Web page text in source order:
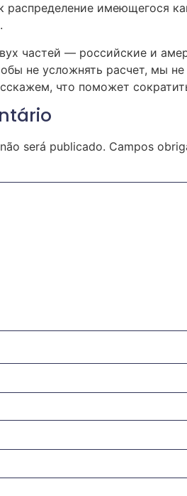
распределение имеющегося
частей — российские и
не усложнять расчет, мы
что поможет
será publicado. Campos